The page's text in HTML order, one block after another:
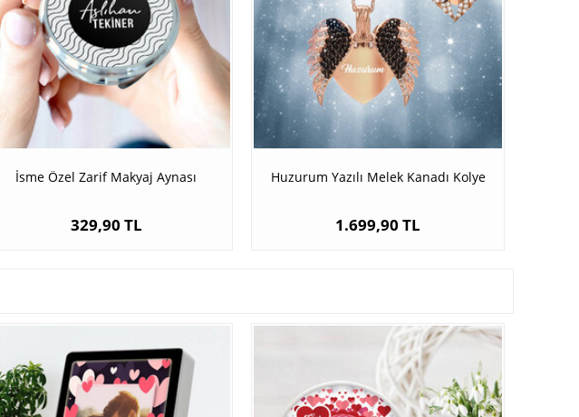
İsme Özel Zarif Makyaj Aynası
329,90 TL
Huzurum Yazılı Melek Kanadı Kolye
1.699,90 TL